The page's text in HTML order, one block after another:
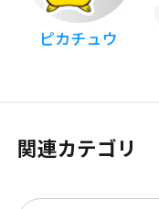
ピカチュウ
関連カテゴリ